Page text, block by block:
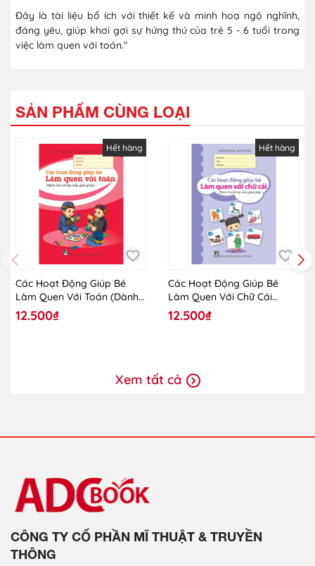
Đây là tài liệu bổ ích với thiết kế và minh hoạ ngộ nghĩnh,
đáng yêu, giúp khơi gợi sự hứng thú của trẻ 5 - 6 tuổi trong
việc làm quen với toán."
SẢN PHẨM CÙNG LOẠI
Hết hàng
Các Hoạt Động Giúp Bé
Làm Quen Với Toán (Dành
Cho Trẻ Lớp Mẫu Giáo
Ghép)
12.500₫
Hết hàng
Các Hoạt Động Giúp Bé
Làm Quen Với Chữ Cái
(Dành Cho Trẻ Lớp Mẫu
Giáo Ghép)
12.500₫
Xem tất cả
CÔNG TY CỔ PHẦN MĨ THUẬT & TRUYỀN
THÔNG